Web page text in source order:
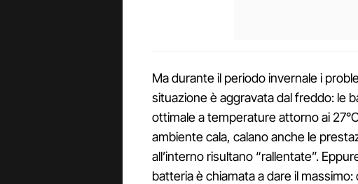
Ma durante il periodo invernale i
situazione è aggravata dal freddo: le
ottimale a temperature attorno ai
ambiente cala, calano anche le
all’interno risultano “rallentate”.
batteria è chiamata a dare il massimo: